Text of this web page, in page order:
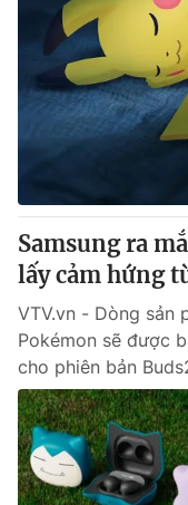
VTV Money
VTV Sức khoẻ
Thị trường 24h
VTV4
VTV9
Liên hệ tòa soạn
THỜI BÁO VTV
Samsung ra
lấy cảm hứng
VTV.vn - Dòng sản
Pokémon sẽ được
cho phiên bản